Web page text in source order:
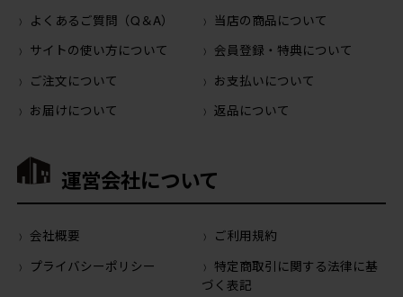
よくあるご質問（Q＆A）
当店の商品について
サイトの使い方について
会員登録・特典について
ご注文について
お支払いについて
お届けについて
返品について
運営会社について
会社概要
ご利用規約
プライバシーポリシー
特定商取引に関する法律に基
づく表記